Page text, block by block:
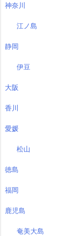
神奈川
江ノ島
静岡
伊豆
大阪
香川
愛媛
松山
徳島
福岡
鹿児島
奄美大島